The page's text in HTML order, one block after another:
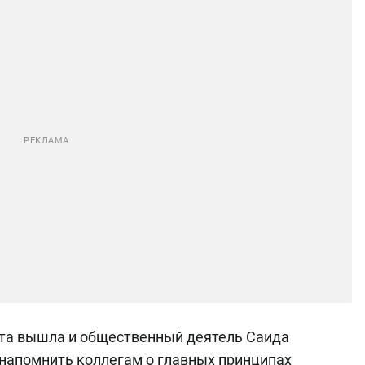
вышла и общественный деятель Саида
коллегам о главных принципах